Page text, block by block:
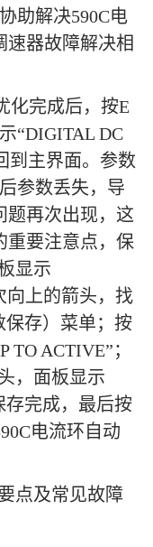
助解决590C电
速器故障解决相
化完成后，按E
“DIGITAL DC
到主界面。参数
参数丢失，导
题再次出现，这
重要注意点，保
显示
向上的箭头，找
保存）菜单；按
ACTIVE”；
，面板显示
存完成，最后按
电流环自动
点及常见故障